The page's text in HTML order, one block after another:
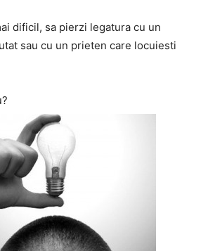
dificil, sa pierzi legatura cu un
sau cu un prieten care locuiesti